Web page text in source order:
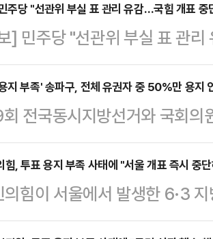
참정권은 어떤 경우에도 침해
표가 진행 중인 지역이 있다"
고 한다"고 지적했다.그러면서
선조치가 완료되기 전까지 개
시민의 참정권이 침해받는 일
위원회를 향해…
주당 "선관위 부실 표 관리 유감…국힘 개표 중
] 민주당 "선관위 부실 표 관
"
지 부족' 송파구, 전체 유권자 중 50%만 용지
전국동시지방선거와 국회의
라는 초유의 사태가 발생한 가
만 용지를 인쇄한 것으로 나타
서는 사전 투표를 이유로 드는
선거관리위원회 사무총장은 3
힘, 투표 용지 부족 사태에 "서울 개표 즉시 중
의힘이 서울에서 발생한 6·3
거관리위원회를 질책하고 "서